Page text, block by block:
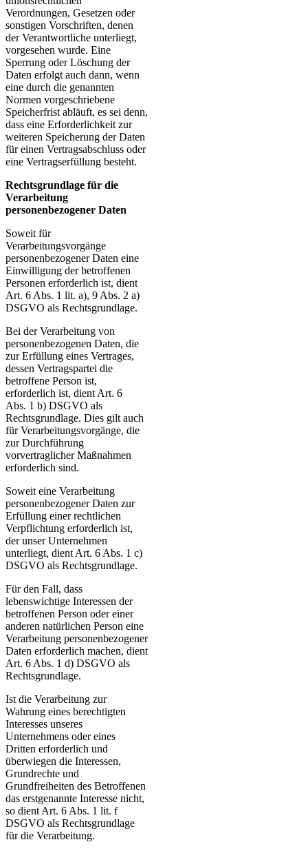
Verordnungen, Gesetzen oder
sonstigen Vorschriften, denen
der Verantwortliche unterliegt,
vorgesehen wurde. Eine
Sperrung oder Löschung der
Daten erfolgt auch dann, wenn
eine durch die genannten
Normen vorgeschriebene
Speicherfrist abläuft, es sei denn,
dass eine Erforderlichkeit zur
weiteren Speicherung der Daten
für einen Vertragsabschluss oder
eine Vertragserfüllung besteht.
Rechtsgrundlage für die
Verarbeitung
personenbezogener Daten
Soweit für
Verarbeitungsvorgänge
personenbezogener Daten eine
Einwilligung der betroffenen
Personen erforderlich ist, dient
Art. 6 Abs. 1 lit. a), 9 Abs. 2 a)
DSGVO als Rechtsgrundlage.
Bei der Verarbeitung von
personenbezogenen Daten, die
zur Erfüllung eines Vertrages,
dessen Vertragspartei die
betroffene Person ist,
erforderlich ist, dient Art. 6
Abs. 1 b) DSGVO als
Rechtsgrundlage. Dies gilt auch
für Verarbeitungsvorgänge, die
zur Durchführung
vorvertraglicher Maßnahmen
erforderlich sind.
Soweit eine Verarbeitung
personenbezogener Daten zur
Erfüllung einer rechtlichen
Verpflichtung erforderlich ist,
der unser Unternehmen
unterliegt, dient Art. 6 Abs. 1 c)
DSGVO als Rechtsgrundlage.
Für den Fall, dass
lebenswichtige Interessen der
betroffenen Person oder einer
anderen natürlichen Person eine
Verarbeitung personenbezogener
Daten erforderlich machen, dient
Art. 6 Abs. 1 d) DSGVO als
Rechtsgrundlage.
Ist die Verarbeitung zur
Wahrung eines berechtigten
Interesses unseres
Unternehmens oder eines
Dritten erforderlich und
überwiegen die Interessen,
Grundrechte und
Grundfreiheiten des Betroffenen
das erstgenannte Interesse nicht,
so dient Art. 6 Abs. 1 lit. f
DSGVO als Rechtsgrundlage
für die Verarbeitung.